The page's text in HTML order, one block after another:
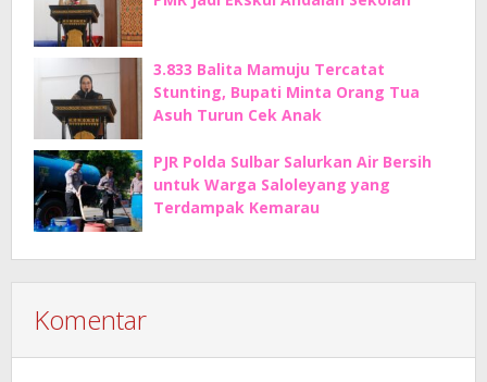
3.833 Balita Mamuju Tercatat
Stunting, Bupati Minta Orang Tua
Asuh Turun Cek Anak
PJR Polda Sulbar Salurkan Air Bersih
untuk Warga Saloleyang yang
Terdampak Kemarau
Komentar